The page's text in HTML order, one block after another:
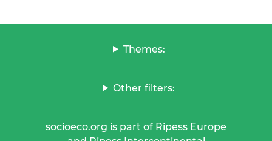
Themes:
Other filters:
socioeco.org is part of Ripess Europe